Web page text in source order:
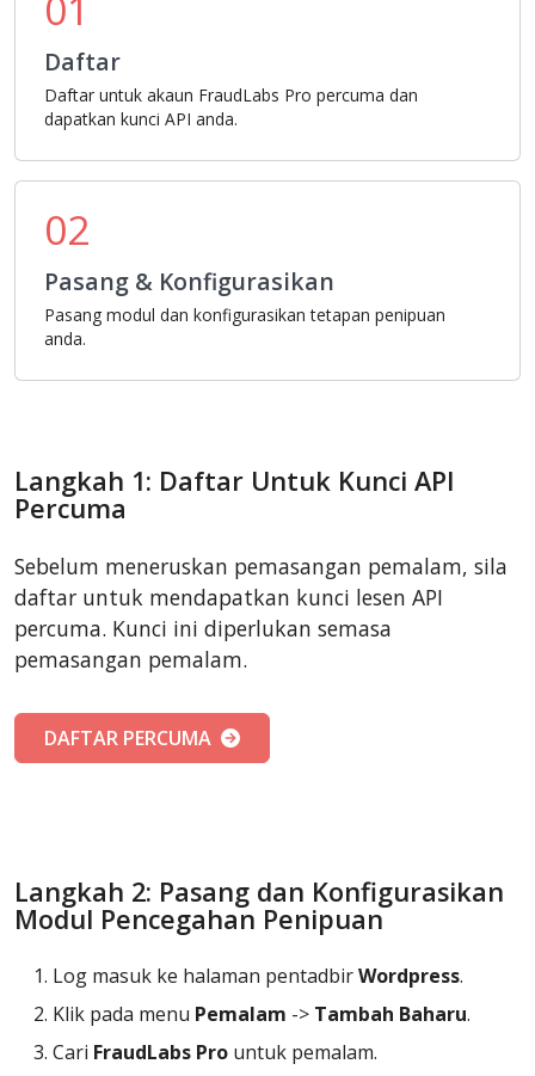
Daftar
Daftar untuk akaun FraudLabs Pro percuma dan
dapatkan kunci API anda.
02
Pasang & Konfigurasikan
Pasang modul dan konfigurasikan tetapan penipuan
anda.
Langkah 1: Daftar Untuk Kunci API
Percuma
Sebelum meneruskan pemasangan pemalam, sila
daftar untuk mendapatkan kunci lesen API
percuma. Kunci ini diperlukan semasa
pemasangan pemalam.
DAFTAR PERCUMA
Langkah 2: Pasang dan Konfigurasikan
Modul Pencegahan Penipuan
Log masuk ke halaman pentadbirWordpress.
Klik pada menu Pemalam -> Tambah Baharu.
Cari FraudLabs Pro untuk pemalam.